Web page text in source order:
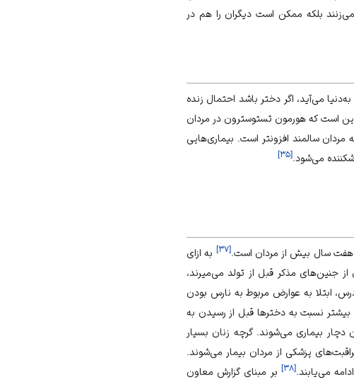
بلکه ممکن است دیگران را هم در
می‌­آید، اگر دختر باشد احتمال زنده
است که هورمون تستوسترون در مردان
مردان سالمند افزون­تر است. بیماری‌­هایی
می‌­شود. [۳۵]
هفت سال بيش از مردان است.[۳۷] به ازای
از جنین‌های مذکر قبل از تولد می‌‌‌میرند،
پسر، احتمال تولد زودرس، ابتلا به عوارض مربوط به نارس بودن
و دچار شدن به آسیب‌های هنگام زایمان بیشتر است. پسرها با احتمال ۱۸ درصد بیشتر نسبت به دخترها قبل از رسیدن به
بیماری‌ می‌شوند. گرچه زنان بسیار
بسیار بیشتری صرف مراقبت‌های پزشکی از مردان بیمار می‌شوند.
می‌یابند.[۳۸] بر مبنای گزارش معاون